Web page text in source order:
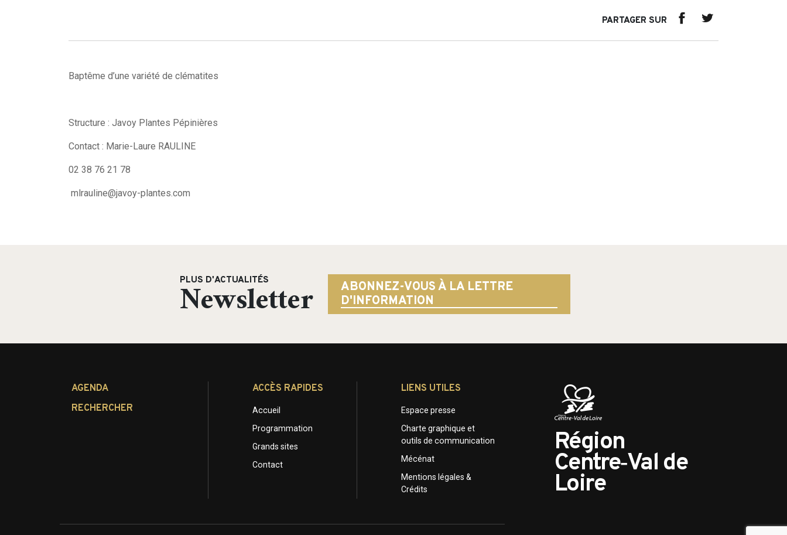
PARTAGER SUR
Baptême d’une variété de clématites
Structure : Javoy Plantes Pépinières
Contact : Marie-Laure RAULINE
02 38 76 21 78
mlrauline@javoy-plantes.com
PLUS D'ACTUALITÉS
Newsletter
ABONNEZ-VOUS À LA LETTRE
D'INFORMATION
AGENDA
RECHERCHER
ACCÈS RAPIDES
Accueil
Programmation
Grands sites
Contact
LIENS UTILES
Espace presse
Charte graphique et
outils de communication
Mécénat
Mentions légales &
Crédits
Région
Centre‑Val de
Loire